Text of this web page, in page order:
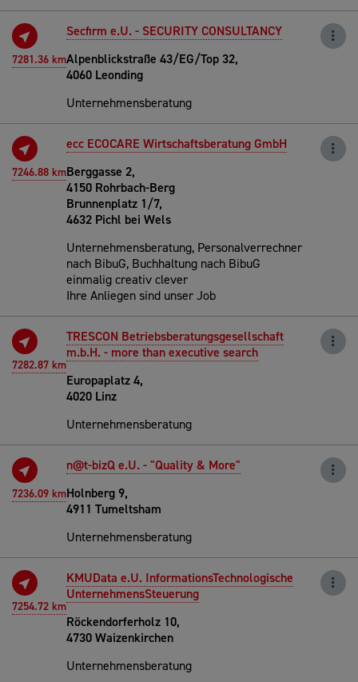
7281.36 km
Secfirm e.U. - SECURITY CONSULTANCY
Alpenblickstraße 43/EG/Top 32,
4060 Leonding
Unternehmensberatung
7246.88 km
ecc ECOCARE Wirtschaftsberatung GmbH
Berggasse 2,
4150 Rohrbach-Berg
Brunnenplatz 1/7,
4632 Pichl bei Wels
Unternehmensberatung, Personalverrechner
nach BibuG, Buchhaltung nach BibuG
einmalig creativ clever
Ihre Anliegen sind unser Job
7282.87 km
TRESCON Betriebsberatungsgesellschaft
m.b.H. - more than executive search
Europaplatz 4,
4020 Linz
Unternehmensberatung
7236.09 km
n@t-bizQ e.U. - "Quality & More"
Holnberg 9,
4911 Tumeltsham
Unternehmensberatung
7254.72 km
KMUData e.U. InformationsTechnologische
UnternehmensSteuerung
Röckendorferholz 10,
4730 Waizenkirchen
Unternehmensberatung